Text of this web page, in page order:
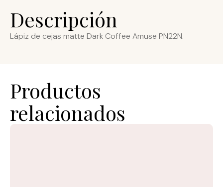
Descripción
Lápiz de cejas matte Dark Coffee Amuse PN22N.
Productos
relacionados